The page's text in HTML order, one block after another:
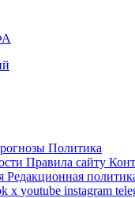
Политика
Правила сайту
Редакционная
x youtube instagram